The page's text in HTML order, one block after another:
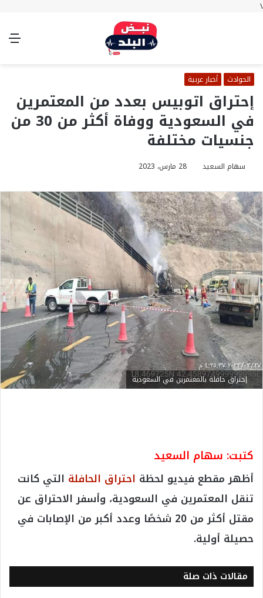
\
الوضع
الحوادث أخبار عربية
إحتراق اتوبيس بعدد من المعتمرين
في السعودية ووفاة أكثر من 30 من
جنسيات مختلفة
سهام السعيد 28 مارس، 2023
إحتراق حافلة بالمعتمرين في السعودية
كتبت: سهام السعيد
أظهر مقطع فيديو لحظة احتراق الحافلة التي كانت
تنقل المعتمرين في السعودية، وأسفر الاحتراق عن
مقتل أكثر من 20 شخصًا وعدد أكبر من الإصابات في
حصيلة أولية.
مقالات ذات صلة